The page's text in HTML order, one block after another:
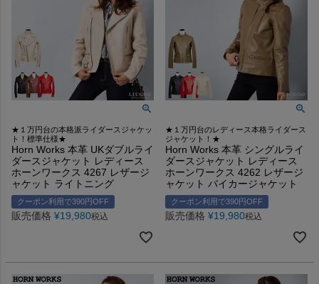
★１万円台の本格派ライダースジャケッ
ト！標準仕様★
Horn Works 本革 UKダブルライ
ダースジャケット レディース
ホーンワークス 4267 レザージ
ャケット ライトニング
クーポン利用で390円OFF
販売価格 ¥19,980税込
★１万円台のレディース本格ライダース
ジャケット！★
Horn Works 本革 シングルライ
ダースジャケット レディース
ホーンワークス 4262 レザージ
ャケット バイカージャケット
クーポン利用で390円OFF
販売価格 ¥19,980税込